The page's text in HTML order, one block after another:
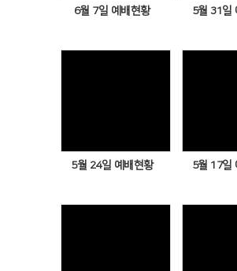
6월 7일 예배현황 5월 31일
5월 24일 예배현황 5월 17일